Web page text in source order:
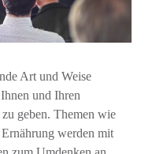
Art und Weise
und Ihren
geben. Themen wie
werden mit